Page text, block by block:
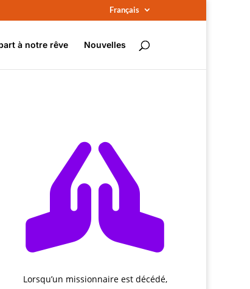
Français
à notre rêve Nouvelles

Lorsqu’un missionnaire est décédé,